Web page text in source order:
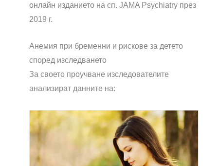
онлайн изданието на сп. JAMA Psychiatry през
2019 г.
Анемия при бременни и рискове за детето
според изследването
За своето проучване изследователите
анализират данните на: